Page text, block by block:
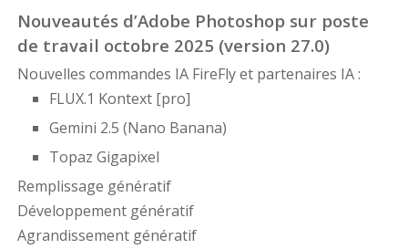
Nouveautés d’Adobe Photoshop sur poste
de travail octobre 2025 (version 27.0)
Nouvelles commandes IA FireFly et partenaires IA :
FLUX.1 Kontext [pro]
Gemini 2.5 (Nano Banana)
Topaz Gigapixel
Remplissage génératif
Développement génératif
Agrandissement génératif